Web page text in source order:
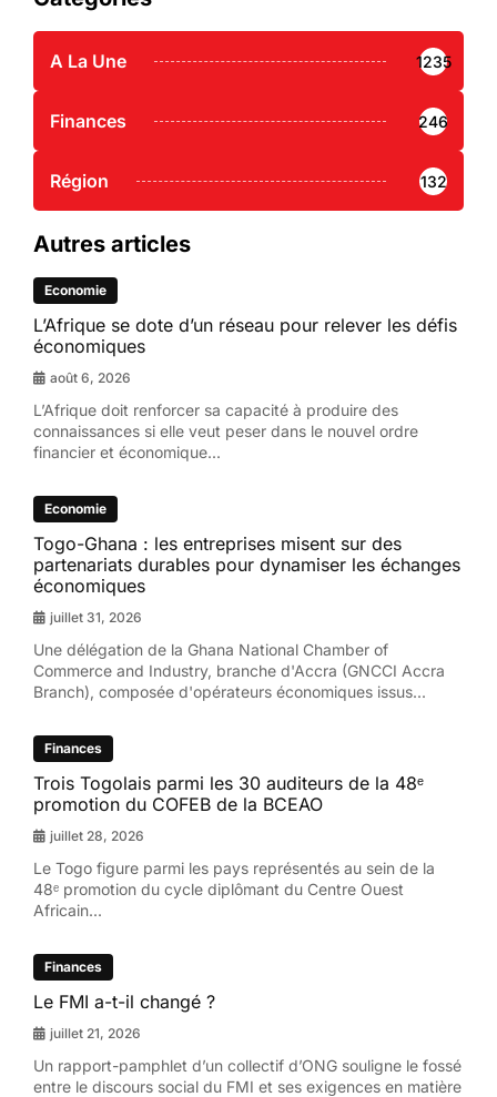
A La Une 1235
Finances 246
Région 132
Autres articles
Economie
L’Afrique se dote d’un réseau pour relever les défis
économiques
août 6, 2026
L’Afrique doit renforcer sa capacité à produire des
connaissances si elle veut peser dans le nouvel ordre
financier et économique...
Economie
Togo-Ghana : les entreprises misent sur des
partenariats durables pour dynamiser les échanges
économiques
juillet 31, 2026
Une délégation de la Ghana National Chamber of
Commerce and Industry, branche d'Accra (GNCCI Accra
Branch), composée d'opérateurs économiques issus...
Finances
Trois Togolais parmi les 30 auditeurs de la 48ᵉ
promotion du COFEB de la BCEAO
juillet 28, 2026
Le Togo figure parmi les pays représentés au sein de la
48ᵉ promotion du cycle diplômant du Centre Ouest
Africain...
Finances
Le FMI a-t-il changé ?
juillet 21, 2026
Un rapport-pamphlet d’un collectif d’ONG souligne le fossé
entre le discours social du FMI et ses exigences en matière